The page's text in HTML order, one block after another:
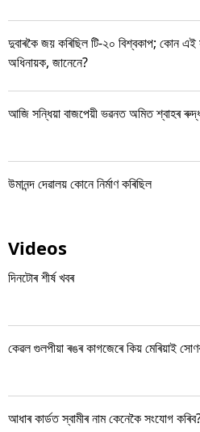
দুবাৰকৈ জয় কৰিছিল টি-২০ বিশ্বকাপ; কোন
অধিনায়ক, জানেনে?
আজি সন্ধিয়া বাজপেয়ী ভৱনত অমিত শ্বাহৰ
উমানন্দ দেৱালয় কোনে নিৰ্মাণ কৰিছিল
Videos
দিনটোৰ শীৰ্ষ খবৰ
কেৱল গুলপীয়া ৰঙৰ কাগজেৰে কিয় মেৰিয়াই
আধাৰ কাৰ্ডত স্বামীৰ নাম কেনেকৈ সংযোগ